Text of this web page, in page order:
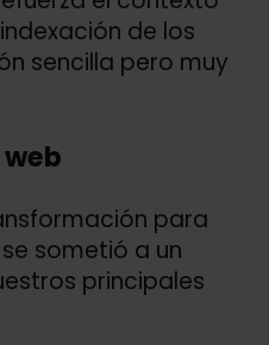
de los
sencilla pero muy
para
sometió a un
principales